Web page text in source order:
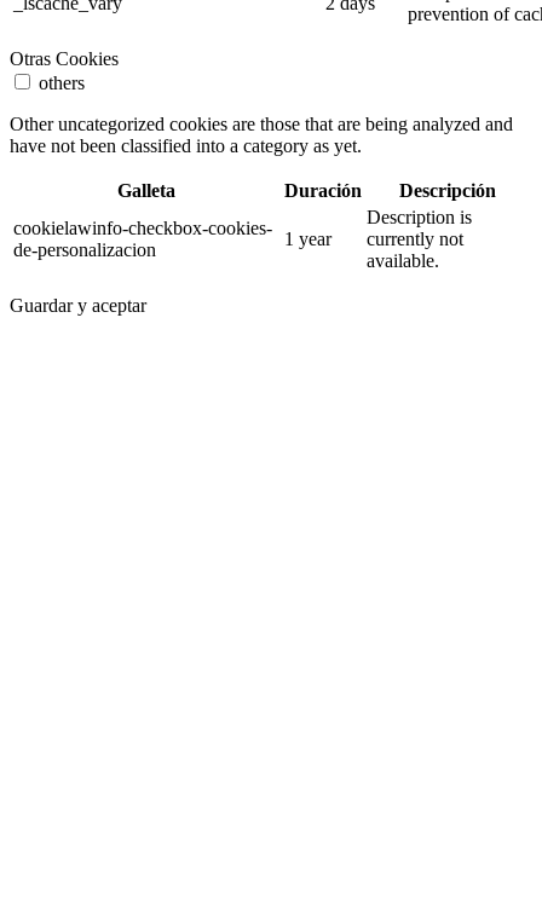
prevention of
Otras Cookies
others
Other uncategorized cookies are those that are being analyzed and
have not been classified into a category as yet.
Galleta Duración
Descripción
cookielawinfo-checkbox-cookies-
de-personalizacion
1 year
Description is
currently not
available.
Guardar y aceptar